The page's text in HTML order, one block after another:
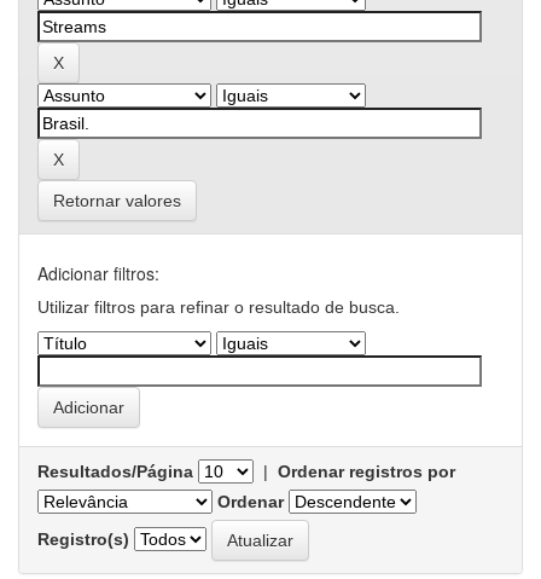
Retornar valores
Adicionar filtros:
Utilizar filtros para refinar o resultado de busca.
Resultados/Página | Ordenar registros por
Ordenar
Registro(s)